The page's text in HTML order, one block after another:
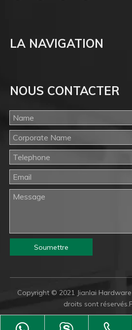
LA NAVIGATION
NOUS CONTACTER
Soumettre
Copyright © 2021 Jianlai Hardware
droits sont réservés.